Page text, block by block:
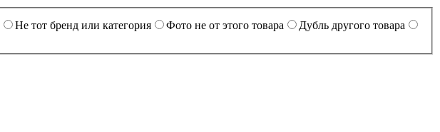
Не тот бренд или категория Фото не от этого товара
Дубль другого товара